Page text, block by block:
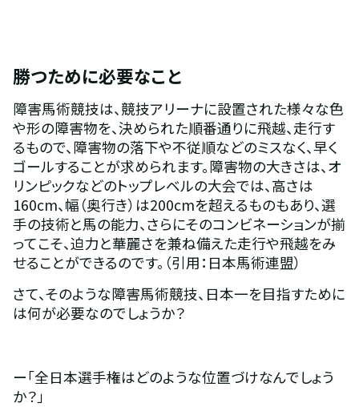
勝つために必要なこと
障害馬術競技は、競技アリーナに設置された様々な色
や形の障害物を、決められた順番通りに飛越、走行す
るもので、障害物の落下や不従順などのミスなく、早く
ゴールすることが求められます。障害物の大きさは、オ
リンピックなどのトップレベルの大会では、高さは
160cm、幅（奥行き）は200cmを超えるものもあり、選
手の技術と馬の能力、さらにそのコンビネーションが揃
ってこそ、迫力と華麗さを兼ね備えた走行や飛越をみ
せることができるのです。（引用：日本馬術連盟）
さて、そのような障害馬術競技、日本一を目指すために
は何が必要なのでしょうか？
ー「全日本選手権はどのような位置づけなんでしょう
か？」